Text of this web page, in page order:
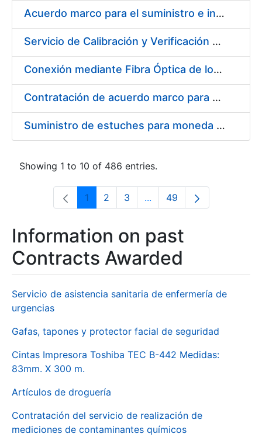
Acuerdo marco para el suministro e instalación de persianas, estores y otros complementos
Servicio de Calibración y Verificación Externa de los Equipos de Medición del Servicio de Prevención de la FNMT-RCM
Conexión mediante Fibra Óptica de los Centros de Proceso de Datos (CPDs) de las sedes de la FNMT-RCM de Burgos y Madrid
Contratación de acuerdo marco para el Suministro de Material de Electricidad para la Fábrica Nacional de Moneda y Timbre-Real Casa de la Moneda en su centro de trabajo de Burgos
Suministro de estuches para moneda de 30 €
Showing 1 to 10 of 486 entries.
Page
1 Page
2 Page
3 ...Intermediate Pages Use
Page
49
Information on past
Contracts Awarded
Servicio de asistencia sanitaria de enfermería de
urgencias
Gafas, tapones y protector facial de seguridad
Cintas Impresora Toshiba TEC B-442 Medidas:
83mm. X 300 m.
Artículos de droguería
Contratación del servicio de realización de
mediciones de contaminantes químicos